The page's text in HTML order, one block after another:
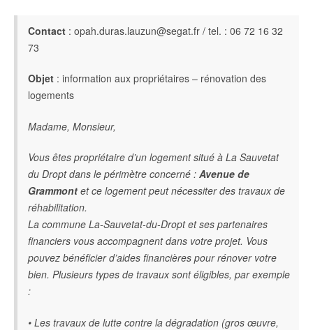
Contact : opah.duras.lauzun@segat.fr / tel. : 06 72 16 32
73
Objet : information aux propriétaires – rénovation des
logements
Madame, Monsieur,
Vous êtes propriétaire d’un logement situé à La Sauvetat
du Dropt dans le périmètre concerné : Avenue de
Grammont et ce logement peut nécessiter des travaux de
réhabilitation.
La commune La-Sauvetat-du-Dropt et ses partenaires
financiers vous accompagnent dans votre projet. Vous
pouvez bénéficier d’aides financières pour rénover votre
bien. Plusieurs types de travaux sont éligibles, par exemple
:
• Les travaux de lutte contre la dégradation (gros œuvre,